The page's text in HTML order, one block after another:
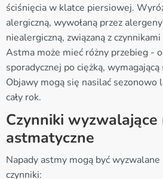
ściśnięcia w klatce piersiowej.
alergiczną, wywołaną przez
niealergiczną, związaną z
Astma może mieć różny przebieg -
sporadycznej po ciężką, wymagającą
Objawy mogą się nasilać sezonowo
cały rok.
Czynniki wyzwalające
astmatyczne
Napady astmy mogą być
czynniki: